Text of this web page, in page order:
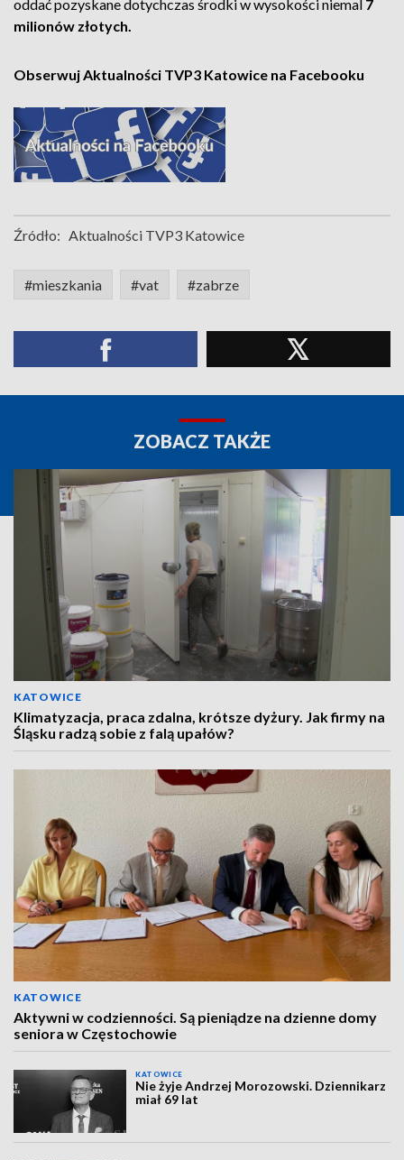
oddać pozyskane dotychczas środki w wysokości niemal 7
milionów złotych.
Obserwuj Aktualności TVP3 Katowice na Facebooku
Źródło: Aktualności TVP3 Katowice
#mieszkania #vat #zabrze
ZOBACZ TAKŻE
KATOWICE
Klimatyzacja, praca zdalna, krótsze dyżury. Jak firmy na
Śląsku radzą sobie z falą upałów?
KATOWICE
Aktywni w codzienności. Są pieniądze na dzienne domy
seniora w Częstochowie
KATOWICE
Nie żyje Andrzej Morozowski. Dziennikarz
miał 69 lat